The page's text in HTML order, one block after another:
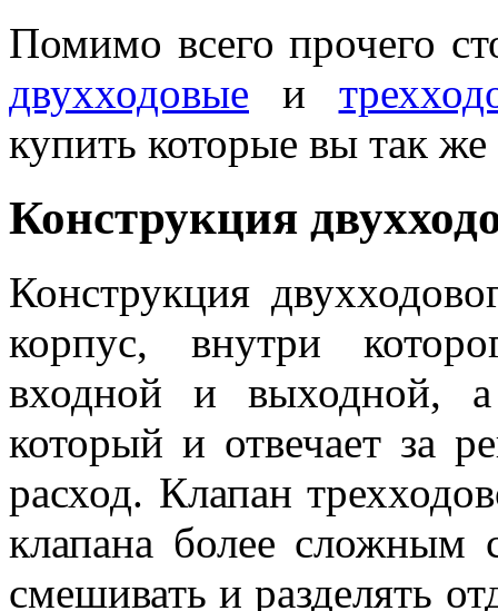
Помимо всего прочего
двухходовые и
купить которые вы так
Конструкция
Конструкция
корпус, внутри
входной и выходной,
который и отвечает за
расход. Клапан
клапана более сложным
смешивать и разделять